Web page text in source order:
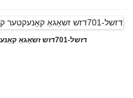
דזשל-701דזש זשאַגאַ קאַנעקטער קיץ נאָרמאַל צובינד זשאַגאַ ספר 18